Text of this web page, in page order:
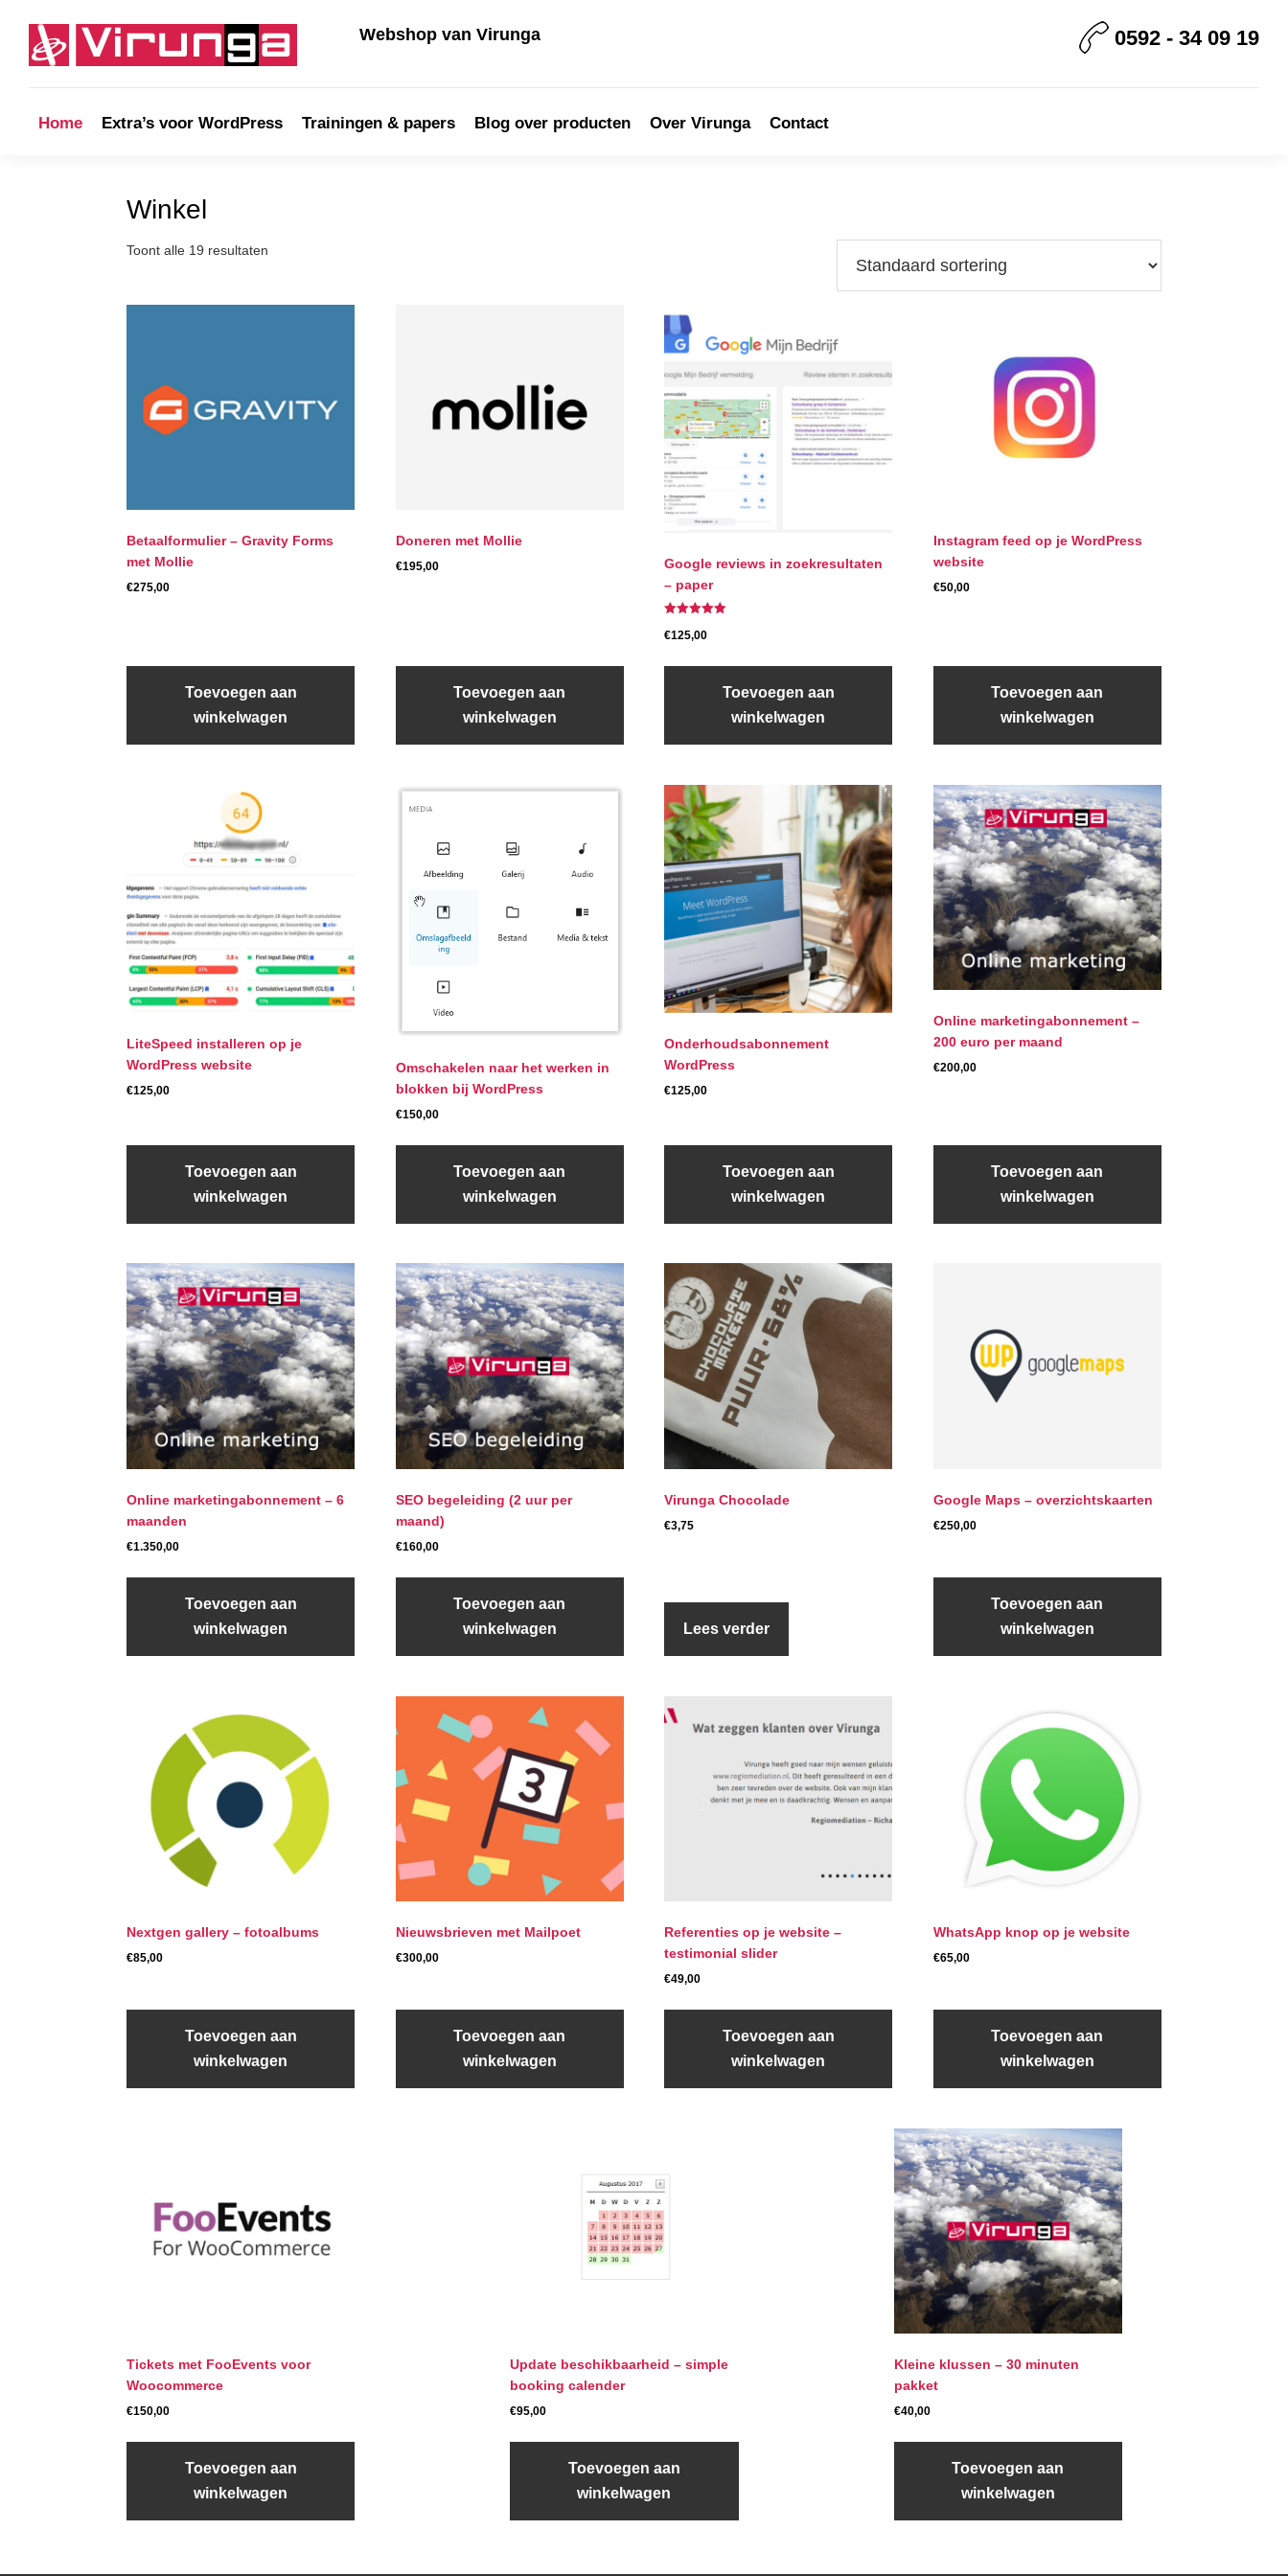
primary
footer
Webshop van Virunga 0592 - 34 09 19
Home Extra’s voor WordPress Trainingen & papers Blog over producten Over Virunga Contact
Winkel
Toont alle 19 resultaten
Betaalformulier – Gravity Forms
met Mollie
€275,00
Toevoegen aan
winkelwagen
Doneren met Mollie
€195,00
Toevoegen aan
winkelwagen
Google reviews in zoekresultaten
– paper
5.00
€125,00
Toevoegen aan
winkelwagen
Instagram feed op je WordPress
website
€50,00
Toevoegen aan
winkelwagen
LiteSpeed installeren op je
WordPress website
€125,00
Toevoegen aan
winkelwagen
Omschakelen naar het werken in
blokken bij WordPress
€150,00
Toevoegen aan
winkelwagen
Onderhoudsabonnement
WordPress
€125,00
Toevoegen aan
winkelwagen
Online marketingabonnement –
200 euro per maand
€200,00
Toevoegen aan
winkelwagen
Online marketingabonnement – 6
maanden
€1.350,00
Toevoegen aan
winkelwagen
SEO begeleiding (2 uur per
maand)
€160,00
Toevoegen aan
winkelwagen
Virunga Chocolade
€3,75
Lees verder
Google Maps – overzichtskaarten
€250,00
Toevoegen aan
winkelwagen
Nextgen gallery – fotoalbums
€85,00
Toevoegen aan
winkelwagen
Nieuwsbrieven met Mailpoet
€300,00
Toevoegen aan
winkelwagen
Referenties op je website –
testimonial slider
€49,00
Toevoegen aan
winkelwagen
WhatsApp knop op je website
€65,00
Toevoegen aan
winkelwagen
Tickets met FooEvents voor
Woocommerce
€150,00
Toevoegen aan
winkelwagen
Update beschikbaarheid – simple
booking calender
€95,00
Toevoegen aan
winkelwagen
Kleine klussen – 30 minuten
pakket
€40,00
Toevoegen aan
winkelwagen